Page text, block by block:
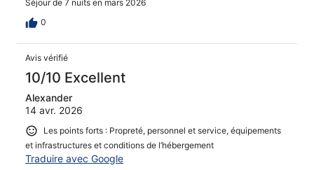
Séjour de 7 nuits en mars 2026
0
Avis vérifié
10/10 Excellent
Alexander
14 avr. 2026
Les points forts : Propreté, personnel et service, équipements
et infrastructures et conditions de l’hébergement
Traduire avec Google